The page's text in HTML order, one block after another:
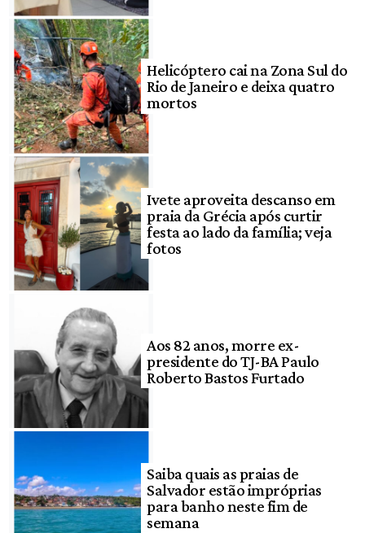
Helicóptero cai na Zona Sul do
Rio de Janeiro e deixa quatro
mortos
Ivete aproveita descanso em
praia da Grécia após curtir
festa ao lado da família; veja
fotos
Aos 82 anos, morre ex-
presidente do TJ-BA Paulo
Roberto Bastos Furtado
Saiba quais as praias de
Salvador estão impróprias
para banho neste fim de
semana